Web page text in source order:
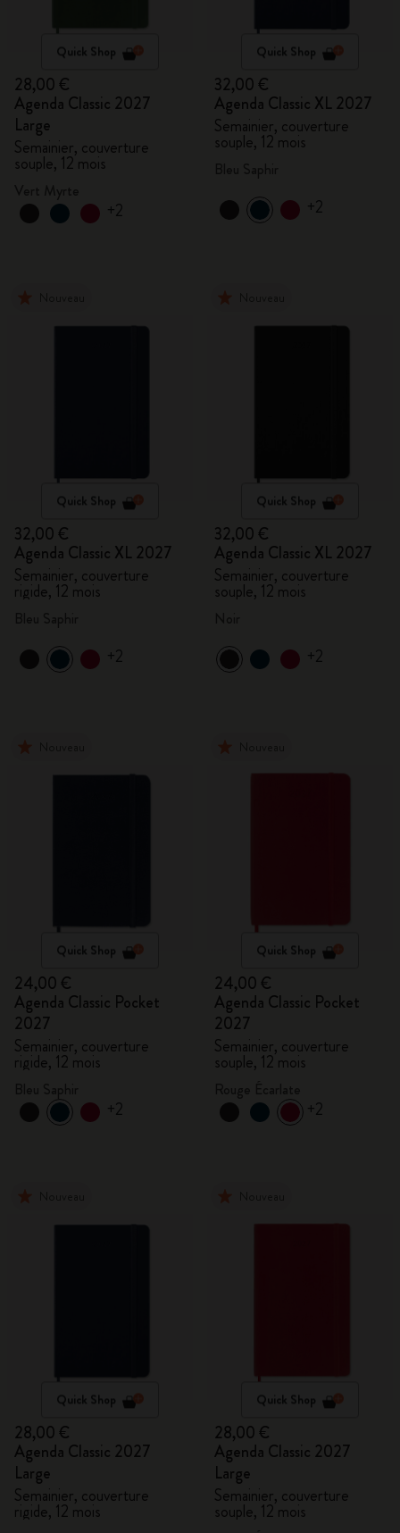
Quick Shop
28,00 €
Agenda Classic 2027
Large
Semainier, couverture
souple, 12 mois
+2
Quick Shop
32,00 €
Agenda Classic XL 2027
Semainier, couverture
souple, 12 mois
+2
Quick Shop
32,00 €
Agenda Classic XL 2027
Semainier, couverture
rigide, 12 mois
+2
Quick Shop
32,00 €
Agenda Classic XL 2027
Semainier, couverture
souple, 12 mois
+2
Quick Shop
24,00 €
Agenda Classic Pocket
2027
Semainier, couverture
rigide, 12 mois
+2
Quick Shop
24,00 €
Agenda Classic Pocket
2027
Semainier, couverture
souple, 12 mois
+2
Quick Shop
28,00 €
Agenda Classic 2027
Large
Semainier, couverture
rigide, 12 mois
Quick Shop
28,00 €
Agenda Classic 2027
Large
Semainier, couverture
souple, 12 mois